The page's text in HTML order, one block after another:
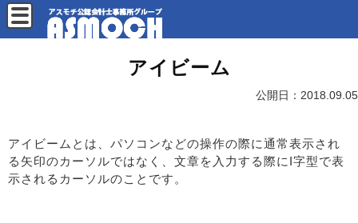
アイビーム
公開日： 2018.09.05
アイビームとは、パソコンなどの操作の際に通常表示され
る矢印のカーソルではなく、文章を入力する際にI字型で表
示されるカーソルのことです。